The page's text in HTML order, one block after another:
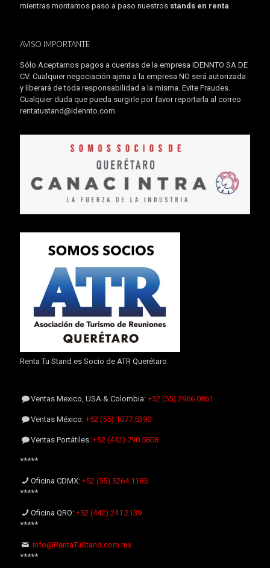
mientras montamos paso a paso nuestros stands en renta.
AVISO IMPORTANTE
Sólo Aceptamos pagos a cuentas de la empresa IDENNTO SA DE
CV. Cualquier negociación ajena a la empresa NO será autorizada
y liberará de toda responsabilidad a la misma. Evite Fraudes.
Cualquier duda que pueda surgirle por favor reportarla al correo
rentatustand@idennto.com.
Renta Tu Stand es Socio de ATR Querétaro.
Ventas Mexico, USA & Colombia:+52 (55) 2966.0861
Ventas México:+52 (55) 1077.5390
Ventas Portátiles:+52 (442) 790.5808
*****
Oficina CDMX:+52 (55) 5264.1185
*****
Oficina QRO:+52 (442) 241.2139
*****
info@RentaTuStand.com.mx
*****